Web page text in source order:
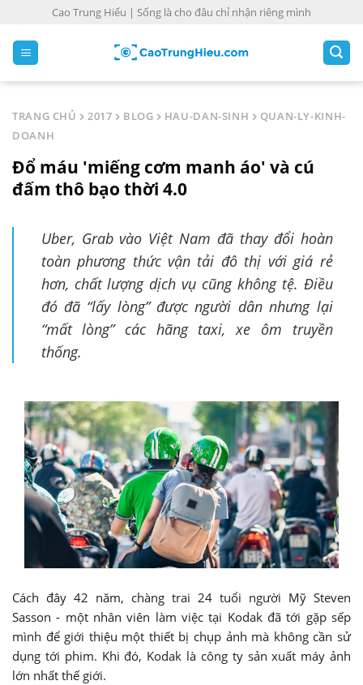
Cao Trung Hiếu | Sống là cho đâu chỉ nhận riêng mình
TRANG CHỦ 2017 BLOG HAU-DAN-SINH
QUAN-LY-KINH-
DOANH
Đổ máu 'miếng cơm manh áo' và cú
đấm thô bạo thời 4.0
Uber, Grab vào Việt Nam đã thay đổi hoàn
toàn phương thức vận tải đô thị với giá rẻ
hơn, chất lượng dịch vụ cũng không tệ. Điều
đó đã “lấy lòng” được người dân nhưng lại
“mất lòng” các hãng taxi, xe ôm truyền
thống.
Cách đây 42 năm, chàng trai 24 tuổi người Mỹ Steven
Sasson - một nhân viên làm việc tại Kodak đã tới gặp sếp
mình để giới thiệu một thiết bị chụp ảnh mà không cần sử
dụng tới phim. Khi đó, Kodak là công ty sản xuất máy ảnh
lớn nhất thế giới.